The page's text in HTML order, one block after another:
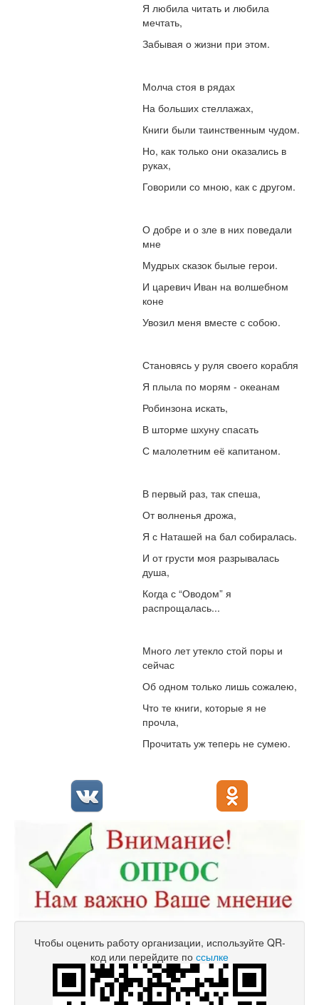
Я любила читать и любила
мечтать,
Забывая о жизни при этом.
Молча стоя в рядах
На больших стеллажах,
Книги были таинственным чудом.
Но, как только они оказались в
руках,
Говорили со мною, как с другом.
О добре и о зле в них поведали
мне
Мудрых сказок былые герои.
И царевич Иван на волшебном
коне
Увозил меня вместе с собою.
Становясь у руля своего корабля
Я плыла по морям - океанам
Робинзона искать,
В шторме шхуну спасать
С малолетним её капитаном.
В первый раз, так спеша,
От волненья дрожа,
Я с Наташей на бал собиралась.
И от грусти моя разрывалась
душа,
Когда с “Оводом” я
распрощалась...
Много лет утекло стой поры и
сейчас
Об одном только лишь сожалею,
Что те книги, которые я не
прочла,
Прочитать уж теперь не сумею.
Чтобы оценить работу организации, используйте QR-
код или перейдите по ссылке